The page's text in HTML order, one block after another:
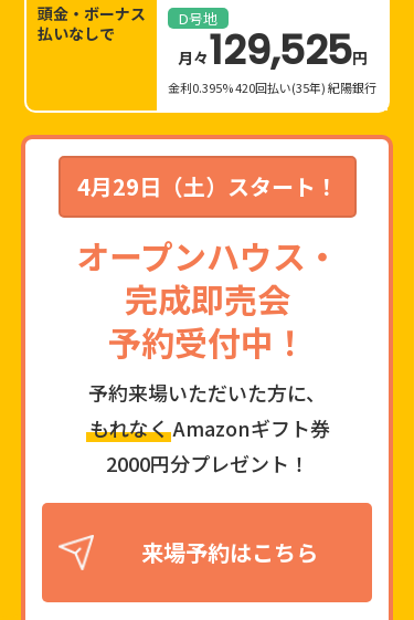
オンライン面談はこちら
資料請求はこちら
頭金・ボーナス
払いなしで
D号地
月々129,525円
金利0.395% 420回払い(35年) 紀陽銀行
4月29日（土）スタート！
オープンハウス・
完成即売会
予約受付中！
予約来場いただいた方に、
もれなくAmazonギフト券
2000円分プレゼント！
来場予約はこちら